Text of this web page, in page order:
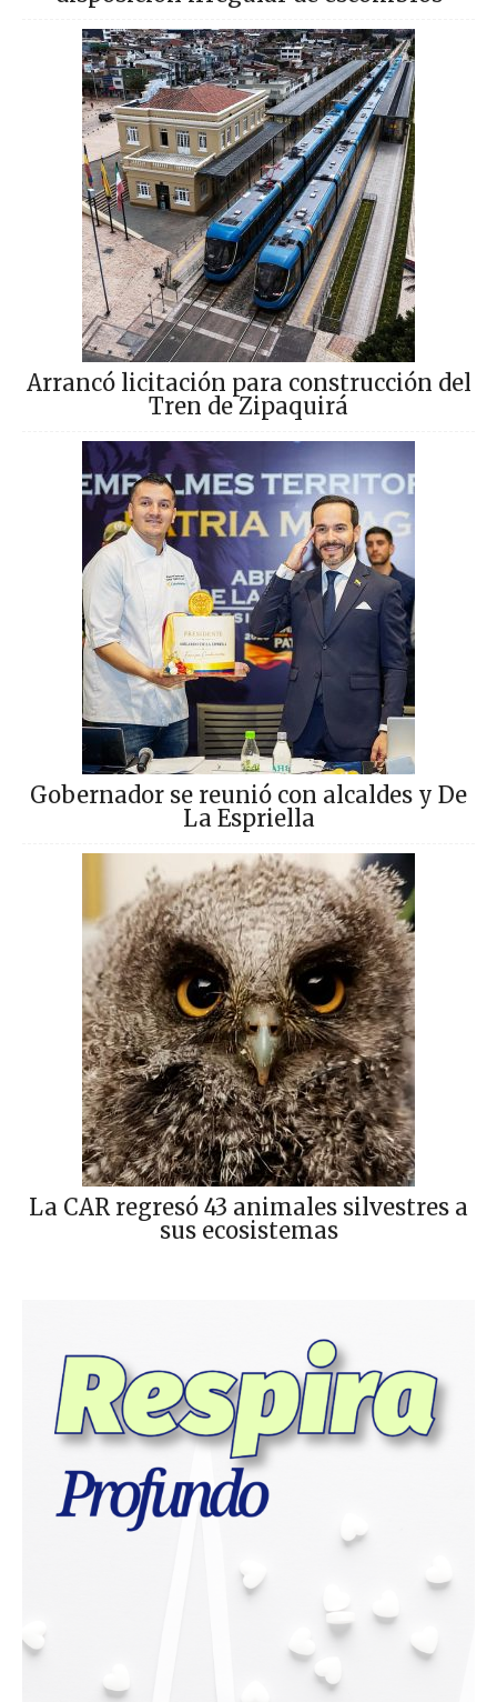
Arrancó licitación para construcción del
Tren de Zipaquirá
Gobernador se reunió con alcaldes y De
La Espriella
La CAR regresó 43 animales silvestres a
sus ecosistemas